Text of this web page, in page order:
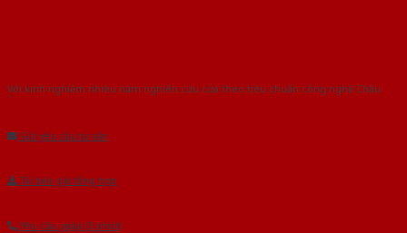
Với kinh nghiệm nhiêu năm nghiên cứu cửa theo tiêu chuẩn công nghệ Châu
Gửi yêu cầu tư vấn
Tải báo giá tổng hợp
Yêu cầu gọi lại (3 phút)